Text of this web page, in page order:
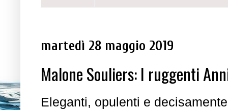
martedì 28 maggio 2019
Malone Souliers: I ruggenti
Eleganti, opulenti e